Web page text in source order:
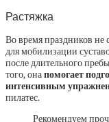
Растяжка
Во время праздников не
для мобилизации
после длительного
того, онапомогает
интенсивным
пилатес.
Рекомендуем